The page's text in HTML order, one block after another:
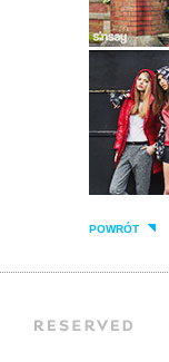
POWRÓT